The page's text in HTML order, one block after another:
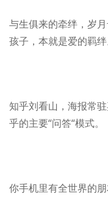
与生俱来的牵绊，岁
孩子，本就是爱的羁绊
知乎刘看山，海报常
乎的主要“问答“模式。
你手机里有全世界的